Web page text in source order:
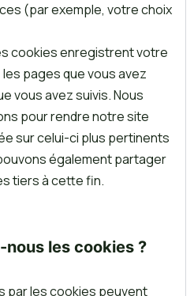
(par exemple, votre choix
cookies enregistrent votre
pages que vous avez
vous avez suivis. Nous
pour rendre notre site
sur celui-ci plus pertinents
également partager
tiers à cette fin.
les cookies ?
par les cookies peuvent